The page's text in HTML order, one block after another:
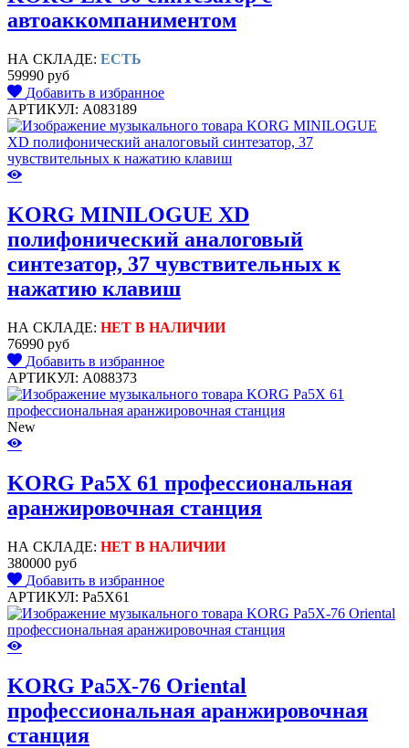
автоаккомпаниментом
НА СКЛАДЕ: ЕСТЬ
59990 руб
Добавить в избранное
АРТИКУЛ: A083189
KORG MINILOGUE XD
полифонический аналоговый
синтезатор, 37 чувствительных к
нажатию клавиш
НА СКЛАДЕ: НЕТ В НАЛИЧИИ
76990 руб
Добавить в избранное
АРТИКУЛ: A088373
New
KORG Pa5X 61 профессиональная
аранжировочная станция
НА СКЛАДЕ: НЕТ В НАЛИЧИИ
380000 руб
Добавить в избранное
АРТИКУЛ: Pa5X61
KORG Pa5X-76 Oriental
профессиональная аранжировочная
станция